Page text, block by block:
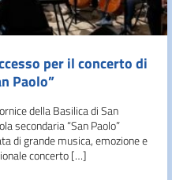
per il concerto di
Paolo”
della Basilica di San
secondaria “San Paolo”
di grande musica, emozione e
concerto […]